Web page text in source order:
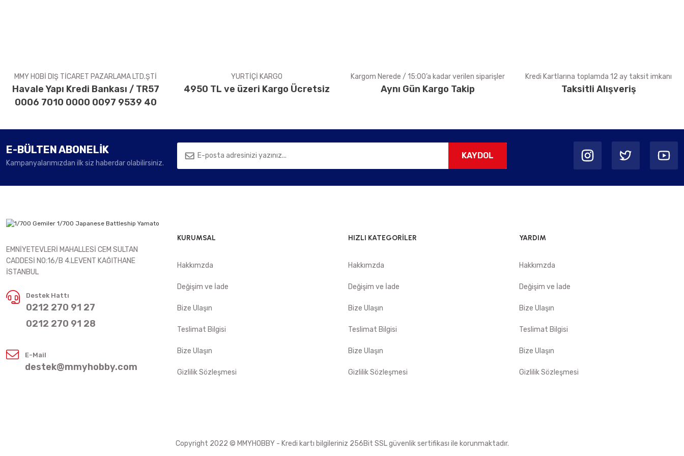
MMY HOBİ DIŞ TİCARET PAZARLAMA LTD.ŞTİ
Havale Yapı Kredi Bankası / TR57
0006 7010 0000 0097 9539 40
YURTİÇİ KARGO
4950 TL ve üzeri Kargo Ücretsiz
Kargom Nerede / 15:00’a kadar verilen siparişler
Aynı Gün Kargo Takip
Kredi Kartlarına toplamda 12 ay taksit imkanı
Taksitli Alışveriş
E-BÜLTEN ABONELİK
Kampanyalarımızdan ilk siz haberdar olabilirsiniz.
KAYDOL
EMNİYETEVLERİ MAHALLESİ CEM SULTAN
CADDESİ NO:16/B 4.LEVENT KAĞITHANE
İSTANBUL
Destek Hattı
0212 270 91 27
0212 270 91 28
E-Mail
destek@mmyhobby.com
KURUMSAL
Hakkımzda
Değişim ve İade
Bize Ulaşın
Teslimat Bilgisi
Bize Ulaşın
Gizlilik Sözleşmesi
HIZLI KATEGORİLER
Hakkımzda
Değişim ve İade
Bize Ulaşın
Teslimat Bilgisi
Bize Ulaşın
Gizlilik Sözleşmesi
YARDIM
Hakkımzda
Değişim ve İade
Bize Ulaşın
Teslimat Bilgisi
Bize Ulaşın
Gizlilik Sözleşmesi
Copyright 2022 © MMYHOBBY - Kredi kartı bilgileriniz 256Bit SSL güvenlik sertifikası ile korunmaktadır.